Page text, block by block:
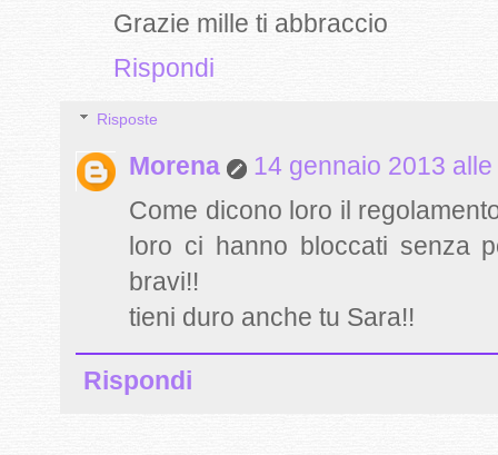
Grazie mille ti abbraccio
Rispondi
Risposte
Morena
14 gennaio 2013
Come dicono loro il
loro ci hanno bloccati senza
bravi!!
tieni duro anche tu Sara!!
Rispondi